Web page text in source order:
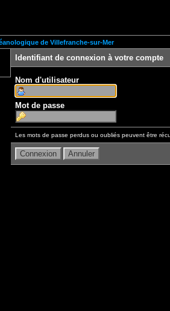
de Villefranche-sur-Mer
Identifiant de connexion à votre compte
Nom d'utilisateur
Mot de passe
Les mots de passe perdus ou oubliés peuvent être